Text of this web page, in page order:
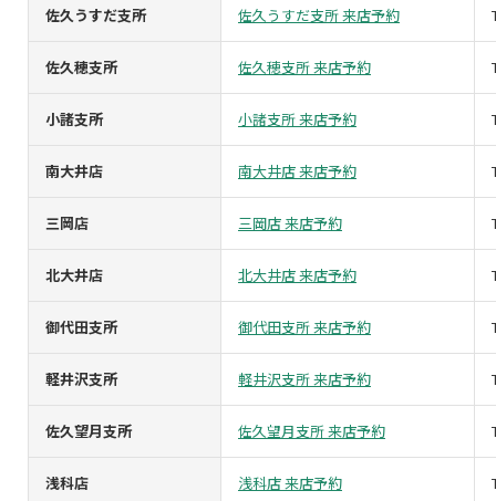
佐久うすだ支所 佐久うすだ支所 来店予約
佐久穂支所 佐久穂支所 来店予約
小諸支所 小諸支所 来店予約
南大井店 南大井店 来店予約
三岡店 三岡店 来店予約
北大井店 北大井店 来店予約
御代田支所 御代田支所 来店予約
軽井沢支所 軽井沢支所 来店予約
佐久望月支所 佐久望月支所 来店予約
浅科店 浅科店 来店予約